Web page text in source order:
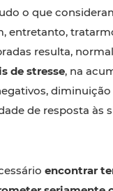
o que
entretanto,
resulta,
de stresse, na
diminuição
de resposta às
encontrar